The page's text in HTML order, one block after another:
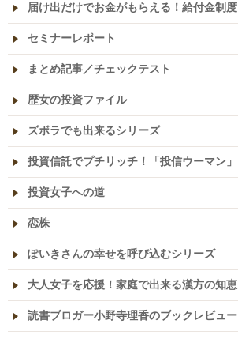
届け出だけでお金がもらえる！給付金制度
セミナーレポート
まとめ記事／チェックテスト
歴女の投資ファイル
ズボラでも出来るシリーズ
投資信託でプチリッチ！「投信ウーマン」
投資女子への道
恋株
ぽいきさんの幸せを呼び込むシリーズ
大人女子を応援！家庭で出来る漢方の知恵
読書ブロガー小野寺理香のブックレビュー